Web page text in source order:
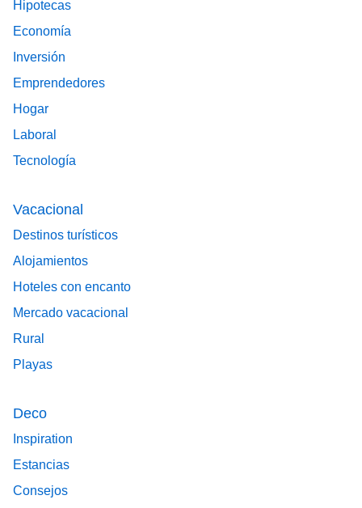
Hipotecas
Economía
Inversión
Emprendedores
Hogar
Laboral
Tecnología
Vacacional
Destinos turísticos
Alojamientos
Hoteles con encanto
Mercado vacacional
Rural
Playas
Deco
Inspiration
Estancias
Consejos